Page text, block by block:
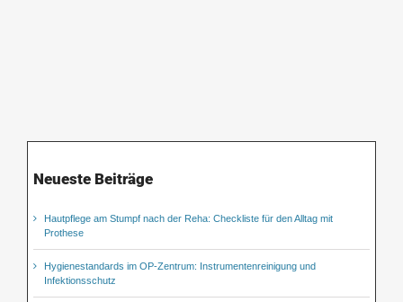
Neueste Beiträge
Hautpflege am Stumpf nach der Reha: Checkliste für den Alltag mit
Prothese
Hygienestandards im OP-Zentrum: Instrumentenreinigung und
Infektionsschutz